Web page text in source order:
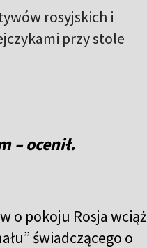
rosyjskich i
przy stole
– ocenił.
o pokoju Rosja wciąż
świadczącego o